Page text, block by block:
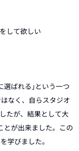
して欲しい
選ばれる｣という一つ
なく、自らスタジオ
たが、結果として大
とが出来ました。この
学びました。